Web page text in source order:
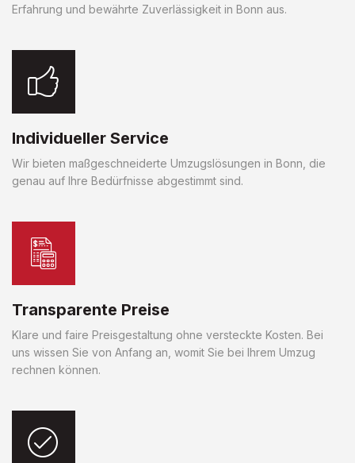
Erfahrung und bewährte Zuverlässigkeit in Bonn aus.
Individueller Service
Wir bieten maßgeschneiderte Umzugslösungen in Bonn, die
genau auf Ihre Bedürfnisse abgestimmt sind.
Transparente Preise
Klare und faire Preisgestaltung ohne versteckte Kosten. Bei
uns wissen Sie von Anfang an, womit Sie bei Ihrem Umzug
rechnen können.